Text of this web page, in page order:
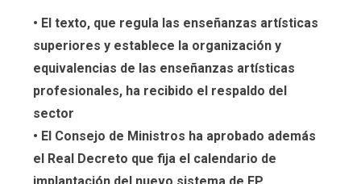
• El texto, que regula las enseñanzas artísticas
superiores y establece la organización y
equivalencias de las enseñanzas artísticas
profesionales, ha recibido el respaldo del
sector
• El Consejo de Ministros ha aprobado además
el Real Decreto que fija el calendario de